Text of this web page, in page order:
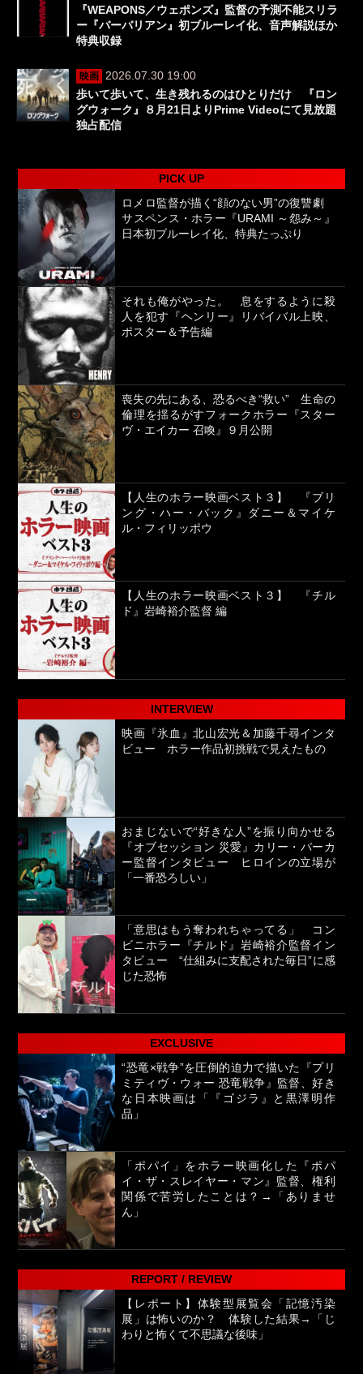
『WEAPONS／ウェポンズ』監督の予測不能スリラ
ー『バーバリアン』初ブルーレイ化、音声解説ほか
特典収録
映画
2026.07.30 19:00
歩いて歩いて、生き残れるのはひとりだけ 『ロン
グウォーク』８月21日よりPrime Videoにて見放題
独占配信
PICK UP
ロメロ監督が描く“顔のない男”の復讐劇
サスペンス・ホラー『URAMI ～怨み～』
日本初ブルーレイ化、特典たっぷり
それも俺がやった。 息をするように殺
人を犯す『ヘンリー』リバイバル上映、
ポスター＆予告編
喪失の先にある、恐るべき“救い” 生命の
倫理を揺るがすフォークホラー『スター
ヴ・エイカー 召喚』９月公開
【人生のホラー映画ベスト３】 『ブリ
ング・ハー・バック』ダニー＆マイケ
ル・フィリッポウ
【人生のホラー映画ベスト３】 『チル
ド』岩崎裕介監督 編
INTERVIEW
映画『氷血』北山宏光＆加藤千尋インタ
ビュー ホラー作品初挑戦で見えたもの
おまじないで“好きな人”を振り向かせる
『オブセッション 災愛』カリー・バーカ
ー監督インタビュー ヒロインの立場が
「一番恐ろしい」
「意思はもう奪われちゃってる」 コン
ビニホラー『チルド』岩崎裕介監督イン
タビュー “仕組みに支配された毎日”に感
じた恐怖
EXCLUSIVE
“恐竜×戦争”を圧倒的迫力で描いた『プリ
ミティヴ・ウォー 恐竜戦争』監督、好き
な日本映画は「『ゴジラ』と黒澤明作
品」
「ポパイ」をホラー映画化した『ポパ
イ・ザ・スレイヤー・マン』監督、権利
関係で苦労したことは？→「ありませ
ん」
REPORT / REVIEW
【レポート】体験型展覧会「記憶汚染
展」は怖いのか？ 体験した結果→「じ
わりと怖くて不思議な後味」